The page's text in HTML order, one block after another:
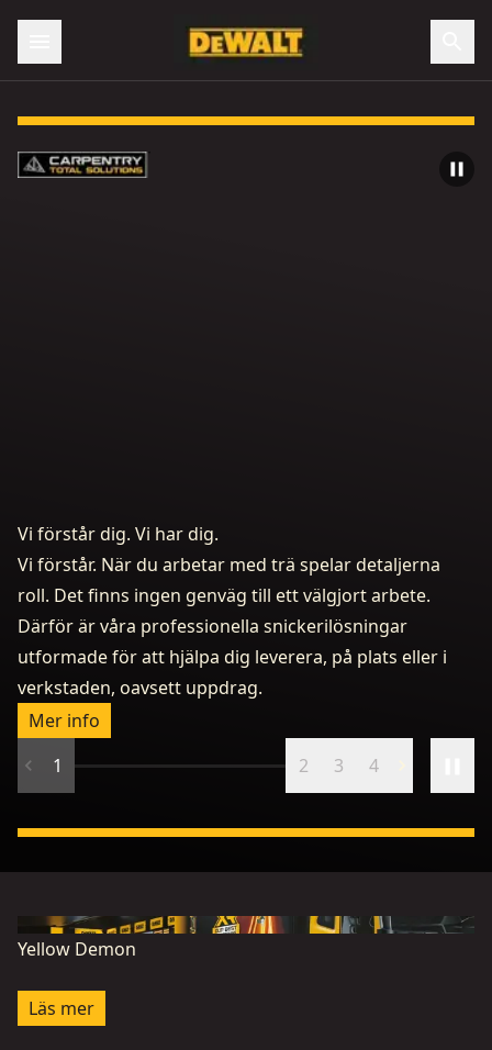
Vi förstår dig. Vi har dig.
Vi förstår. När du arbetar med trä spelar detaljerna
roll. Det finns ingen genväg till ett välgjort arbete.
Därför är våra professionella snickerilösningar
utformade för att hjälpa dig leverera, på plats eller i
verkstaden, oavsett uppdrag.
Mer info
1
2 3 4
Yellow Demon
Läs mer